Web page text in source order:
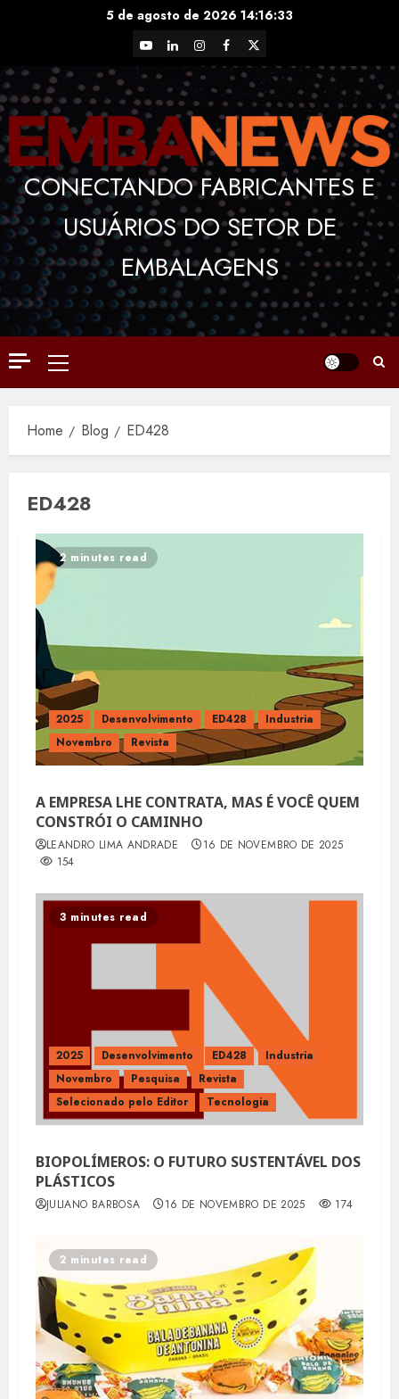
5 de agosto de 2026 14:16:33
YouTubeLinkedInInstagram
Facebook
X
CONECTANDO FABRICANTES E
USUÁRIOS DO SETOR DE
EMBALAGENS
Primary
Menu
Home Blog ED428
ED428
2 minutes read
2025 Desenvolvimento ED428
Industria
Novembro
Revista
A EMPRESA LHE CONTRATA, MAS É VOCÊ QUEM
CONSTRÓI O CAMINHO
LEANDRO LIMA ANDRADE
16 DE NOVEMBRO DE 2025
154
3 minutes read
2025 Desenvolvimento ED428
Industria
Novembro
Pesquisa
Revista
Selecionado pelo Editor
Tecnologia
BIOPOLÍMEROS: O FUTURO SUSTENTÁVEL DOS
PLÁSTICOS
JULIANO BARBOSA 16 DE NOVEMBRO DE 2025 174
2 minutes read